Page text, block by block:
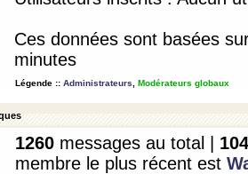
Ces données sont basées
minutes
Légende :: Administrateurs Modérateurs globaux
1260 messages au total | 104
membre le plus récent est